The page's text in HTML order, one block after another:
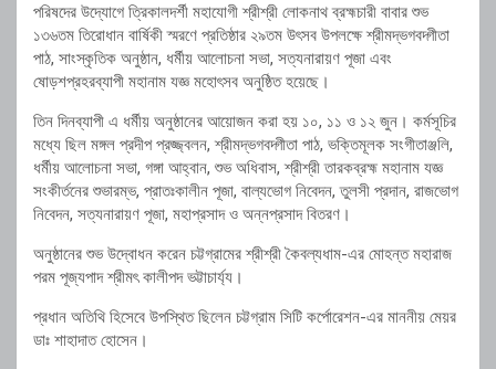
পরিষদের উদ্যোগে ত্রিকালদর্শী মহাযোগী শ্রীশ্রী লোকনাথ ব্রহ্মচারী বাবার শুভ
১৩৬তম তিরোধান বার্ষিকী স্মরণে প্রতিষ্ঠার ২৯তম উৎসব উপলক্ষে শ্রীমদ্ভগবদ্গীতা
পাঠ, সাংস্কৃতিক অনুষ্ঠান, ধর্মীয় আলোচনা সভা, সত্যনারায়ণ পূজা এবং
ষোড়শপ্রহরব্যাপী মহানাম যজ্ঞ মহোৎসব অনুষ্ঠিত হয়েছে।
তিন দিনব্যাপী এ ধর্মীয় অনুষ্ঠানের আয়োজন করা হয় ১০, ১১ ও ১২ জুন। কর্মসূচির
মধ্যে ছিল মঙ্গল প্রদীপ প্রজ্জ্বলন, শ্রীমদ্ভগবদ্গীতা পাঠ, ভক্তিমূলক সংগীতাঞ্জলি,
ধর্মীয় আলোচনা সভা, গঙ্গা আহ্বান, শুভ অধিবাস, শ্রীশ্রী তারকব্রহ্ম মহানাম যজ্ঞ
সংকীর্তনের শুভারম্ভ, প্রাতঃকালীন পূজা, বাল্যভোগ নিবেদন, তুলসী প্রদান, রাজভোগ
নিবেদন, সত্যনারায়ণ পূজা, মহাপ্রসাদ ও অন্নপ্রসাদ বিতরণ।
অনুষ্ঠানের শুভ উদ্বোধন করেন চট্টগ্রামের শ্রীশ্রী কৈবল্যধাম-এর মোহন্ত মহারাজ
পরম পূজ্যপাদ শ্রীমৎ কালীপদ ভট্টাচার্য্য।
প্রধান অতিথি হিসেবে উপস্থিত ছিলেন চট্টগ্রাম সিটি কর্পোরেশন-এর মাননীয় মেয়র
ডাঃ শাহাদাত হোসেন।